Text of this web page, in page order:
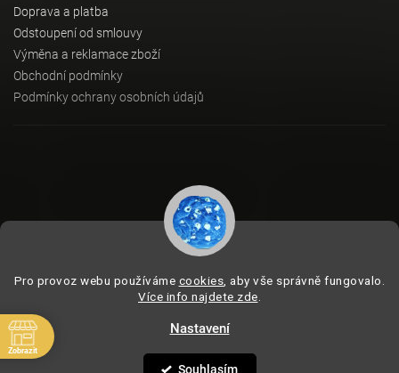
Pro provoz webu používáme cookies , aby vše správně fungovalo.
Více info najdete zde
Nastavení
Souhlasím
Doprava a platba
Odstoupení od smlouvy
Výměna a reklamace zboží
Obchodní podmínky
Podmínky ochrany osobních údajů
Copyright 2026 BeVagus.com. Všechna práva vyhrazena.
Zobrazit